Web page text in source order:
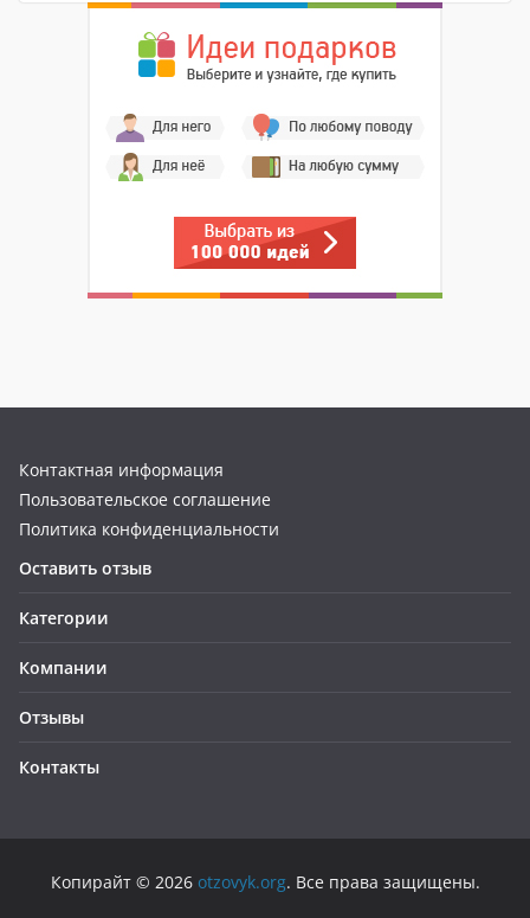
Контактная информация
Пользовательское соглашение
Политика конфиденциальности
Оставить отзыв
Категории
Компании
Отзывы
Контакты
Копирайт © 2026 otzovyk.org. Все права защищены.